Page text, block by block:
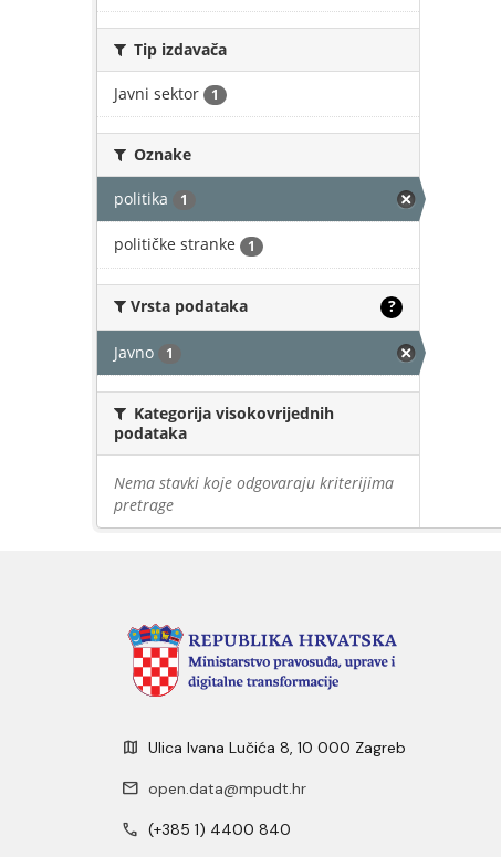
Tip izdavača
Javni sektor 1
Oznake
politika 1
političke stranke 1
Vrsta podataka ?
Javno 1
Kategorija visokovrijednih
podataka
Nema stavki koje odgovaraju kriterijima
pretrage